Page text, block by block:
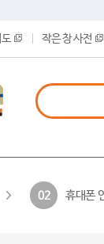
작은 창 사전
02 휴대폰